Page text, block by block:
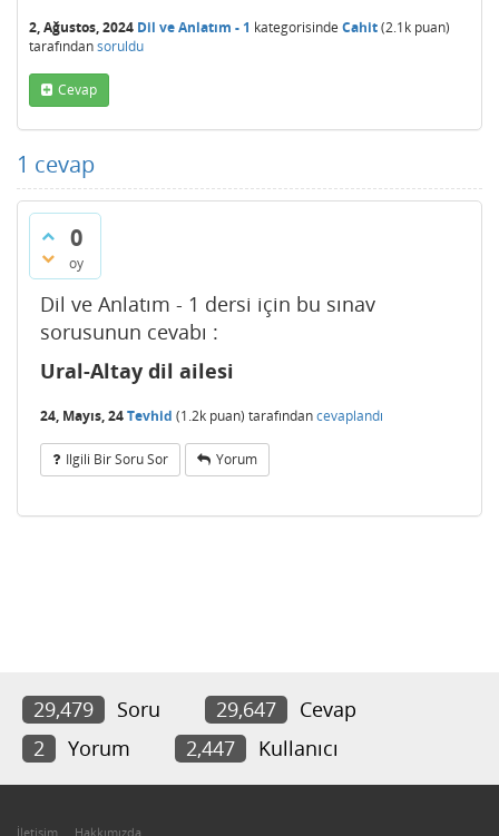
2, Ağustos, 2024 Dil ve Anlatım - 1 kategorisinde Cahit(2.1k puan)
tarafındansoruldu
Cevap
1 cevap
0
oy
Dil ve Anlatım - 1 dersi için bu sınav
sorusunun cevabı :
Ural-Altay dil ailesi
24, Mayıs, 24Tevhid (1.2k puan) tarafındancevaplandı
Ilgili Bir Soru Sor Yorum
29,479 Soru 29,647
Cevap
2
Yorum 2,447 Kullanıcı
İletişim Hakkımızda